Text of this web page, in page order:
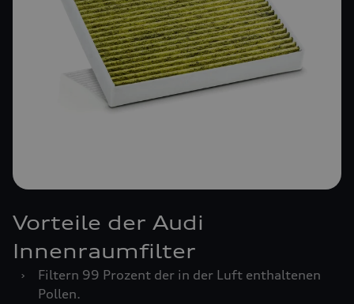
Vorteile der Audi
Innenraumfilter
›
Filtern 99 Prozent der in der Luft enthaltenen
Pollen.